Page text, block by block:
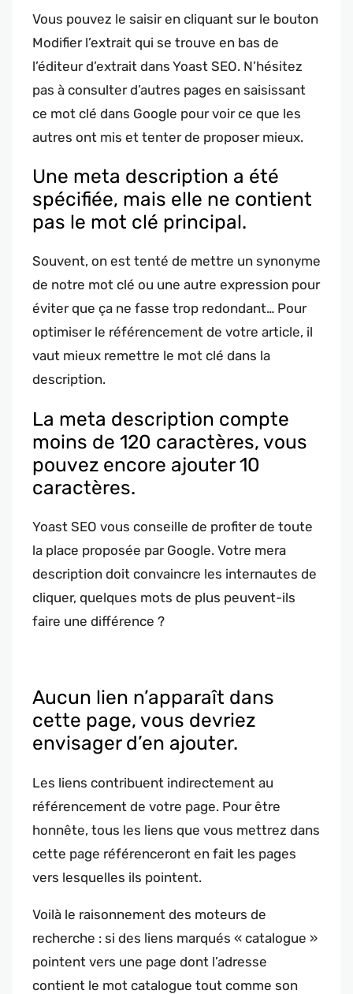
Vous pouvez le saisir en cliquant sur le bouton
Modifier l’extrait qui se trouve en bas de
l’éditeur d’extrait dans Yoast SEO. N’hésitez
pas à consulter d’autres pages en saisissant
ce mot clé dans Google pour voir ce que les
autres ont mis et tenter de proposer mieux.
Une meta description a été
spécifiée, mais elle ne contient
pas le mot clé principal.
Souvent, on est tenté de mettre un synonyme
de notre mot clé ou une autre expression pour
éviter que ça ne fasse trop redondant… Pour
optimiser le référencement de votre article, il
vaut mieux remettre le mot clé dans la
description.
La meta description compte
moins de 120 caractères, vous
pouvez encore ajouter 10
caractères.
Yoast SEO vous conseille de profiter de toute
la place proposée par Google. Votre mera
description doit convaincre les internautes de
cliquer, quelques mots de plus peuvent-ils
faire une différence ?
Aucun lien n’apparaît dans
cette page, vous devriez
envisager d’en ajouter.
Les liens contribuent indirectement au
référencement de votre page. Pour être
honnête, tous les liens que vous mettrez dans
cette page référenceront en fait les pages
vers lesquelles ils pointent.
Voilà le raisonnement des moteurs de
recherche : si des liens marqués « catalogue »
pointent vers une page dont l’adresse
contient le mot catalogue tout comme son